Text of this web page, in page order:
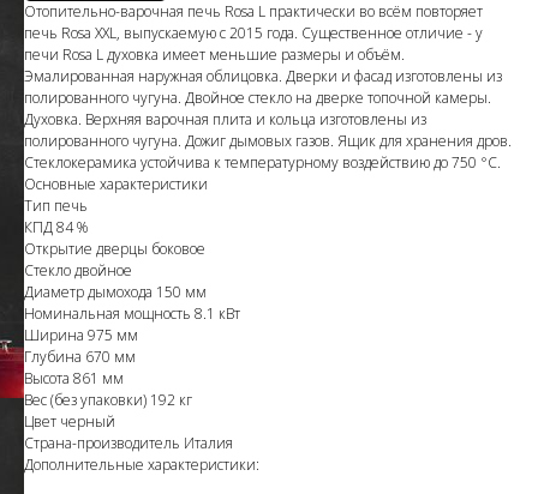
Отопительно-варочная печь Rosa L практически во всём повторяет
печь Rosa XXL, выпускаемую с 2015 года. Существенное отличие - у
печи Rosa L духовка имеет меньшие размеры и объём.
Эмалированная наружная облицовка. Дверки и фасад изготовлены из
полированного чугуна. Двойное стекло на дверке топочной камеры.
Духовка. Верхняя варочная плита и кольца изготовлены из
полированного чугуна. Дожиг дымовых газов. Ящик для хранения дров.
Стеклокерамика устойчива к температурному воздействию до 750 °С.
Основные характеристики
Тип печь
КПД 84 %
Открытие дверцы боковое
Стекло двойное
Диаметр дымохода 150 мм
Номинальная мощность 8.1 кВт
Ширина 975 мм
Глубина 670 мм
Высота 861 мм
Вес (без упаковки) 192 кг
Цвет черный
Страна-производитель Италия
Дополнительные характеристики: